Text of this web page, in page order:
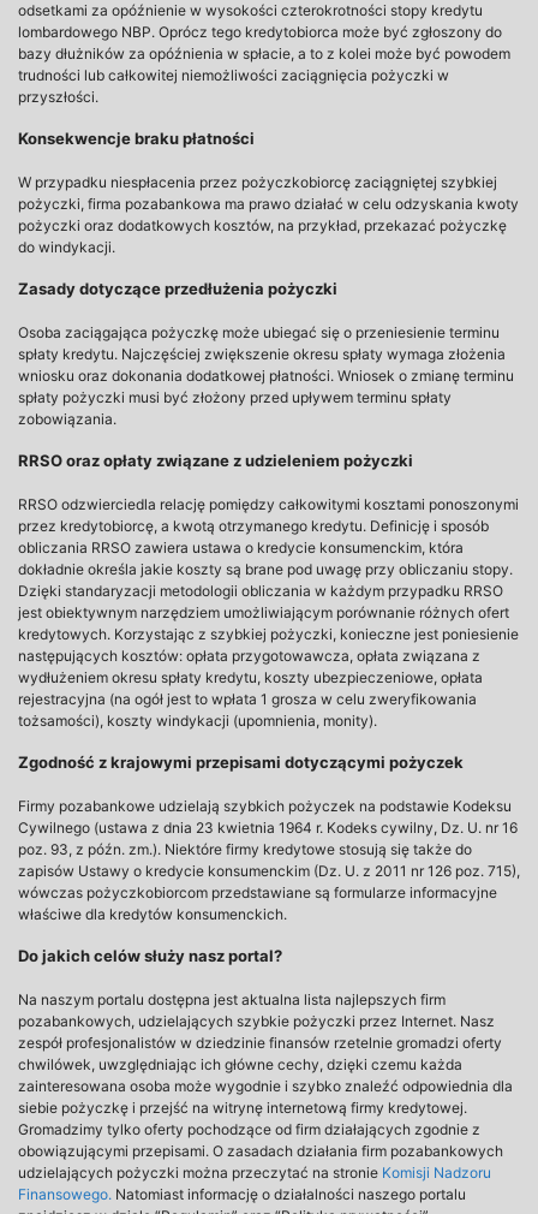
odsetkami za opóźnienie w wysokości czterokrotności stopy kredytu
lombardowego NBP. Oprócz tego kredytobiorca może być zgłoszony do
bazy dłużników za opóźnienia w spłacie, a to z kolei może być powodem
trudności lub całkowitej niemożliwości zaciągnięcia pożyczki w
przyszłości.
Konsekwencje braku płatności
W przypadku niespłacenia przez pożyczkobiorcę zaciągniętej szybkiej
pożyczki, firma pozabankowa ma prawo działać w celu odzyskania kwoty
pożyczki oraz dodatkowych kosztów, na przykład, przekazać pożyczkę
do windykacji.
Zasady dotyczące przedłużenia pożyczki
Osoba zaciągająca pożyczkę może ubiegać się o przeniesienie terminu
spłaty kredytu. Najczęściej zwiększenie okresu spłaty wymaga złożenia
wniosku oraz dokonania dodatkowej płatności. Wniosek o zmianę terminu
spłaty pożyczki musi być złożony przed upływem terminu spłaty
zobowiązania.
RRSO oraz opłaty związane z udzieleniem pożyczki
RRSO odzwierciedla relację pomiędzy całkowitymi kosztami ponoszonymi
przez kredytobiorcę, a kwotą otrzymanego kredytu. Definicję i sposób
obliczania RRSO zawiera ustawa o kredycie konsumenckim, która
dokładnie określa jakie koszty są brane pod uwagę przy obliczaniu stopy.
Dzięki standaryzacji metodologii obliczania w każdym przypadku RRSO
jest obiektywnym narzędziem umożliwiającym porównanie różnych ofert
kredytowych. Korzystając z szybkiej pożyczki, konieczne jest poniesienie
następujących kosztów: opłata przygotowawcza, opłata związana z
wydłużeniem okresu spłaty kredytu, koszty ubezpieczeniowe, opłata
rejestracyjna (na ogół jest to wpłata 1 grosza w celu zweryfikowania
tożsamości), koszty windykacji (upomnienia, monity).
Zgodność z krajowymi przepisami dotyczącymi pożyczek
Firmy pozabankowe udzielają szybkich pożyczek na podstawie Kodeksu
Cywilnego (ustawa z dnia 23 kwietnia 1964 r. Kodeks cywilny, Dz. U. nr 16
poz. 93, z późn. zm.). Niektóre firmy kredytowe stosują się także do
zapisów Ustawy o kredycie konsumenckim (Dz. U. z 2011 nr 126 poz. 715),
wówczas pożyczkobiorcom przedstawiane są formularze informacyjne
właściwe dla kredytów konsumenckich.
Do jakich celów służy nasz portal?
Na naszym portalu dostępna jest aktualna lista najlepszych firm
pozabankowych, udzielających szybkie pożyczki przez Internet. Nasz
zespół profesjonalistów w dziedzinie finansów rzetelnie gromadzi oferty
chwilówek, uwzględniając ich główne cechy, dzięki czemu każda
zainteresowana osoba może wygodnie i szybko znaleźć odpowiednia dla
siebie pożyczkę i przejść na witrynę internetową firmy kredytowej.
Gromadzimy tylko oferty pochodzące od firm działających zgodnie z
obowiązującymi przepisami. O zasadach działania firm pozabankowych
udzielających pożyczki można przeczytać na stronie Komisji Nadzoru
Finansowego. Natomiast informację o działalności naszego portalu